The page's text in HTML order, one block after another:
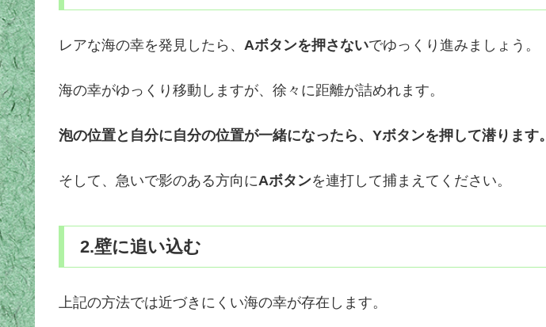
レアな海の幸を発見したら、 Aボタンを押さないでゆっくり進みましょう。
海の幸がゆっくり移動しますが、徐々に距離が詰めれます。
泡の位置と自分に自分の位置が一緒になったら、Yボタンを押して潜ります。
そして、急いで影のある方向にAボタンを連打して捕まえてください。
2.壁に追い込む
上記の方法では近づきにくい海の幸が存在します。